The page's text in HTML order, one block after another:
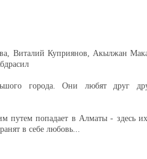
Виталий Куприянов, Акылжан
города. Они любят друг
путем попадает в Алматы - здесь
в себе любовь...